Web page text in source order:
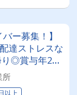
ー募集！】
達ストレスな
◎賞与年2回
す！★研修充
所
以上